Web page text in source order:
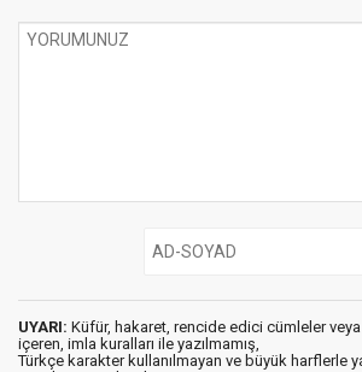
UYARI: Küfür, hakaret, rencide edici cümleler veya
içeren, imla kuralları ile yazılmamış,
Türkçe karakter kullanılmayan ve büyük harflerle